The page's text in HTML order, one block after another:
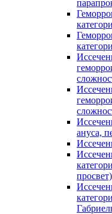
ануса,
просвет)